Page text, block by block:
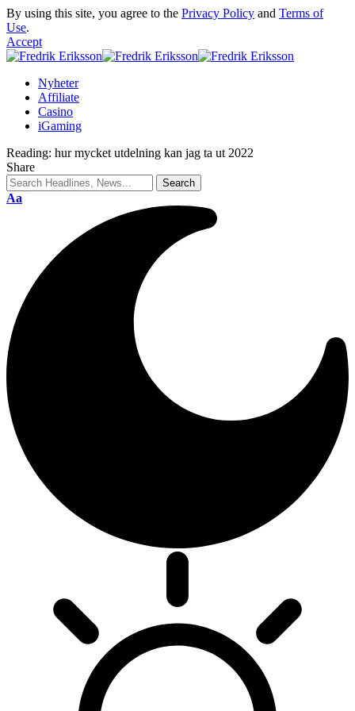
By using this site, you agree to the Privacy Policy and Terms of
Use.
Accept
Nyheter
Affiliate
Casino
iGaming
Reading: hur mycket utdelning kan jag ta ut 2022
Share
Aa